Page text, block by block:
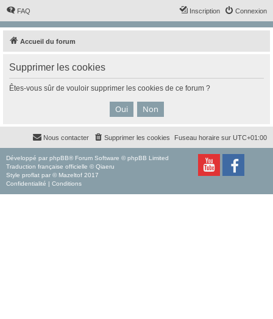
FAQ Connexion
Inscription
Accueil du forum
Supprimer les cookies
Êtes-vous sûr de vouloir supprimer les cookies de ce forum ?
Fuseau horaire sur UTC+01:00
Supprimer les cookies
Nous contacter
Développé par phpBB® Forum Software © phpBB Limited
Traduction française officielle © Qiaeru
Style proflat par © Mazeltof 2017
Confidentialité | Conditions